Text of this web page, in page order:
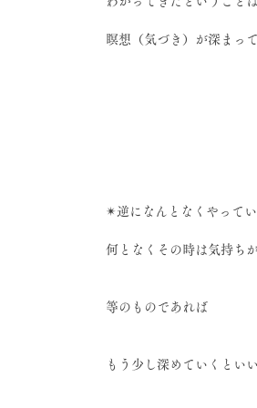
瞑想（気づき）が深まっ
✴︎逆になんとなくやってい
何となくその時は気持ち
等のものであれば
もう少し深めていくといい